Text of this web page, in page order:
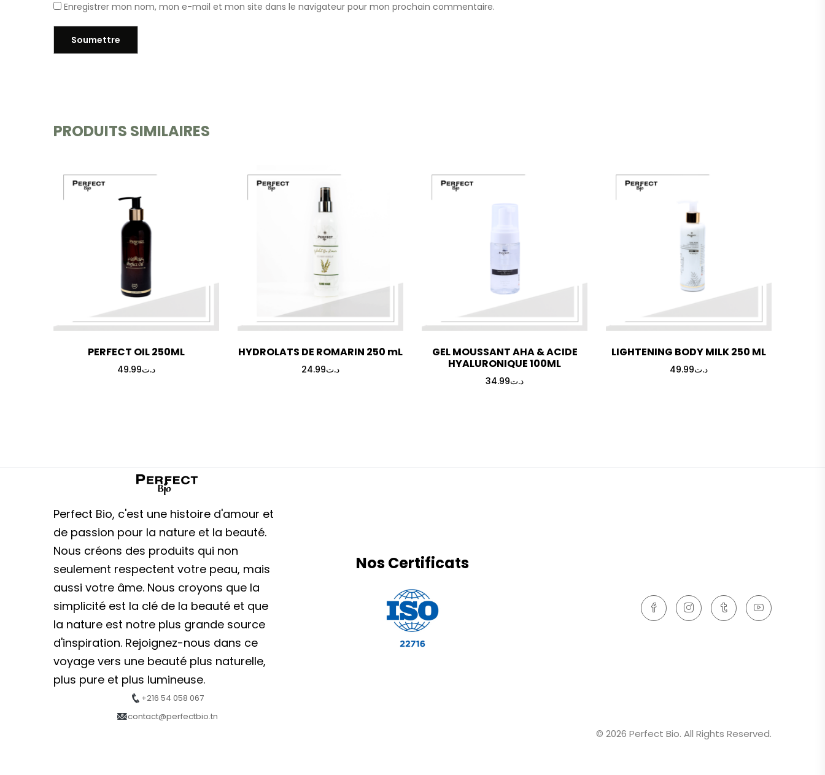
Enregistrer mon nom, mon e-mail et mon site dans le navigateur pour mon prochain commentaire.
PRODUITS SIMILAIRES
PERFECT OIL 250ML
د.ت49.99
HYDROLATS DE ROMARIN 250 mL
د.ت24.99
GEL MOUSSANT AHA & ACIDE
HYALURONIQUE 100ML
د.ت34.99
LIGHTENING BODY MILK 250 ML
د.ت49.99
Perfect Bio, c'est une histoire d'amour et
de passion pour la nature et la beauté.
Nous créons des produits qui non
seulement respectent votre peau, mais
aussi votre âme. Nous croyons que la
simplicité est la clé de la beauté et que
la nature est notre plus grande source
d'inspiration. Rejoignez-nous dans ce
voyage vers une beauté plus naturelle,
plus pure et plus lumineuse.
+216 54 058 067
contact@perfectbio.tn
Nos Certificats
© 2026 Perfect Bio. All Rights Reserved.